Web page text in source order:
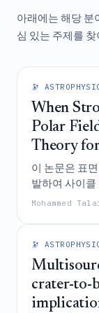
아래에는 해당 분
심 있는 주제를
🔭
When
Polar
Theory
이 논문은 표
발하여 사이클
함으로써, 비
워크를 제공한
Mohammed
🔭
crater-to-